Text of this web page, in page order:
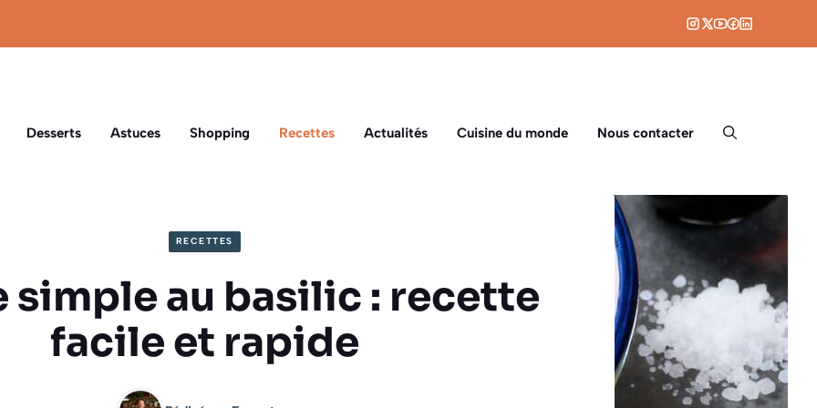
Desserts Astuces Shopping Recettes Actualités Cuisine du monde Nous contacter
RECETTES
simple au basilic : recette
facile et rapide